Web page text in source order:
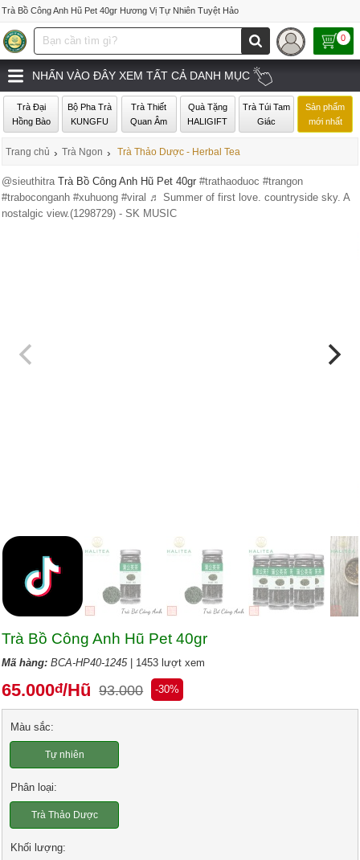
Trà Bồ Công Anh Hũ Pet 40gr Hương Vị Tự Nhiên Tuyệt Hảo
0
NHẤN VÀO ĐÂY XEM TẤT CẢ DANH MỤC
Trà Đại
Hồng Bào
Bộ Pha Trà
KUNGFU
Trà Thiết
Quan Âm
Quà Tặng
HALIGIFT
Trà Túi Tam
Giác
Sản phẩm
mới nhất
Trang chủ › Trà Ngon › Trà Thảo Dược - Herbal Tea
@sieuthitraTrà Bồ Công Anh Hũ Pet 40gr#trathaoduoc #trangon
#traboconganh #xuhuong #viral ♬ Summer of first love. countryside sky. A
nostalgic view.(1298729) - SK MUSIC
Trà Bồ Công Anh Hũ Pet 40gr
Mã hàng:BCA-HP40-1245| 1453 lượt xem
65.000đ/Hũ 93.000 -30%
Màu sắc:
Tự nhiên
Phân loại:
Trà Thảo Dược
Khối lượng: